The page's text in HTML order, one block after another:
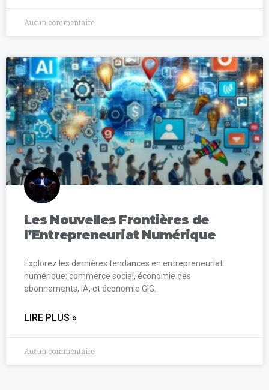
Aucun commentaire
Les Nouvelles Frontières de
l’Entrepreneuriat Numérique
Explorez les dernières tendances en entrepreneuriat
numérique: commerce social, économie des
abonnements, IA, et économie GIG.
LIRE PLUS »
Aucun commentaire